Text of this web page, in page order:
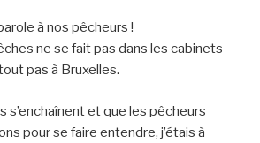
à nos pêcheurs !
ne se fait pas dans les cabinets
pas à Bruxelles.
s’enchaînent et que les pêcheurs
pour se faire entendre, j’étais à